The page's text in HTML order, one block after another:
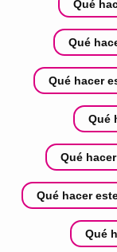
Qué
Qué
Qué hacer
Qué
Qué
Qué hacer
Qué